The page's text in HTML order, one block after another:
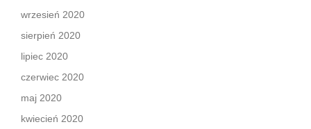
wrzesień 2020
sierpień 2020
lipiec 2020
czerwiec 2020
maj 2020
kwiecień 2020